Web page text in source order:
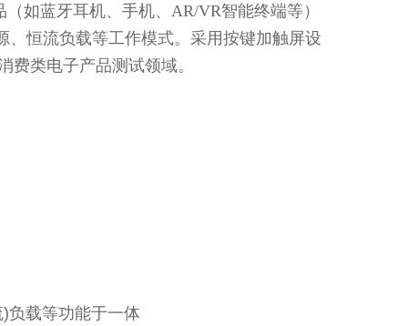
如蓝牙耳机、手机、 AR/VR智能终端等）
恒流负载等工作模式。采用按键加触屏设
费类电子产品测试领域。
)负载等功能于一体